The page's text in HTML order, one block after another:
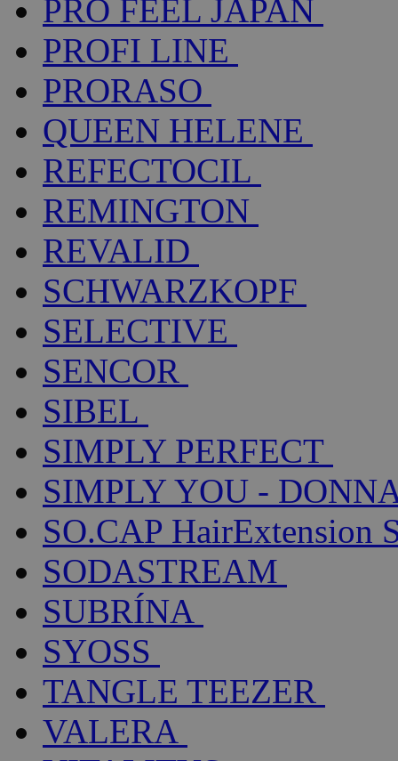
PRO FEEL JAPAN
PROFI LINE
PRORASO
QUEEN HELENE
REFECTOCIL
REMINGTON
REVALID
SCHWARZKOPF
SELECTIVE
SENCOR
SIBEL
SIMPLY PERFECT
SIMPLY YOU -
SO.CAP HairExtension
SODASTREAM
SUBRÍNA
SYOSS
TANGLE TEEZER
VALERA